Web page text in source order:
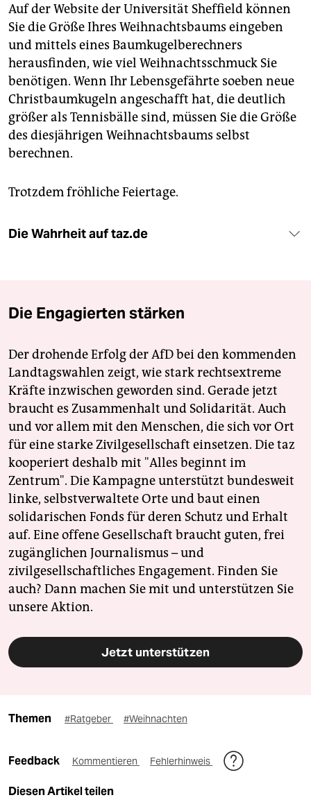
Auf der Website der Universität Sheffield können
Sie die Größe Ihres Weihnachtsbaums eingeben
und mittels eines Baumkugelberechners
herausfinden, wie viel Weihnachtsschmuck Sie
benötigen. Wenn Ihr Lebensgefährte soeben neue
Christbaumkugeln angeschafft hat, die deutlich
größer als Tennisbälle sind, müssen Sie die Größe
des diesjährigen Weihnachtsbaums selbst
berechnen.
Trotzdem fröhliche Feiertage.
Die Wahrheit auf taz.de
Die Engagierten stärken
Der drohende Erfolg der AfD bei den kommenden
Landtagswahlen zeigt, wie stark rechtsextreme
Kräfte inzwischen geworden sind. Gerade jetzt
braucht es Zusammenhalt und Solidarität. Auch
und vor allem mit den Menschen, die sich vor Ort
für eine starke Zivilgesellschaft einsetzen. Die taz
kooperiert deshalb mit "Alles beginnt im
Zentrum". Die Kampagne unterstützt bundesweit
linke, selbstverwaltete Orte und baut einen
solidarischen Fonds für deren Schutz und Erhalt
auf. Eine offene Gesellschaft braucht guten, frei
zugänglichen Journalismus – und
zivilgesellschaftliches Engagement. Finden Sie
auch? Dann machen Sie mit und unterstützen Sie
unsere Aktion.
Jetzt unterstützen
Themen #Ratgeber #Weihnachten
Feedback Kommentieren Fehlerhinweis
Diesen Artikel teilen